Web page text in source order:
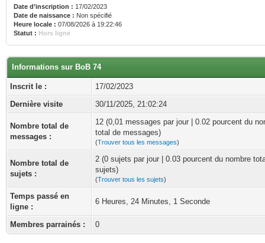
Date d’inscription : 17/02/2023
Date de naissance : Non spécifié
Heure locale : 07/08/2026 à 19:22:46
Statut : Hors ligne
Informations sur BoB 74
Inscrit le :
17/02/2023
Dernière visite
30/11/2025, 21:02:24
Nombre total de
messages :
12 (0,01 messages par jour | 0.02 pourcent du
total de messages)
(Trouver tous les messages)
Nombre total de
sujets :
2 (0 sujets par jour | 0.03 pourcent du nombre
sujets)
(Trouver tous les sujets)
Temps passé en
ligne :
6 Heures, 24 Minutes, 1 Seconde
Membres parrainés : 0